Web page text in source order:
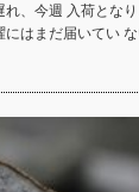
、今週 入荷とな
にはまだ届いてい